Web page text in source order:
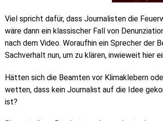
Viel spricht dafür, dass Journalisten die
wäre dann ein klassischer Fall von
nach dem Video. Woraufhin ein Sprecher der
Sachverhalt nun, um zu klären, inwieweit hier
Hätten sich die Beamten vor Klimaklebern
wetten, dass kein Journalist auf die Idee
ist?